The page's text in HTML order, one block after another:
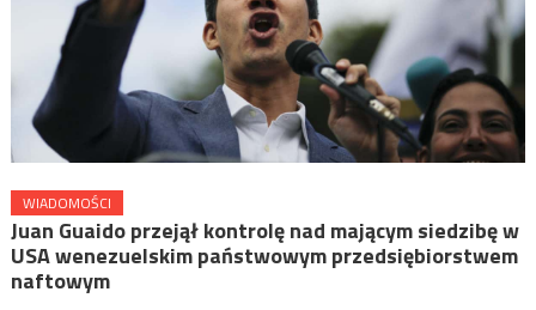
WIADOMOŚCI
Juan Guaido przejął kontrolę nad mającym siedzibę w
USA wenezuelskim państwowym przedsiębiorstwem
naftowym